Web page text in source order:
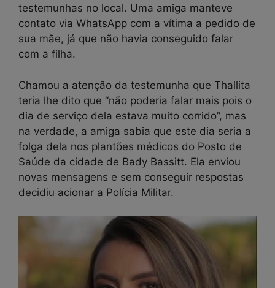
testemunhas no local. Uma amiga manteve
contato via WhatsApp com a vítima a pedido de
sua mãe, já que não havia conseguido falar
com a filha.
Chamou a atenção da testemunha que Thallita
teria lhe dito que “não poderia falar mais pois o
dia de serviço dela estava muito corrido”, mas
na verdade, a amiga sabia que este dia seria a
folga dela nos plantões médicos do Posto de
Saúde da cidade de Bady Bassitt. Ela enviou
novas mensagens e sem conseguir respostas
decidiu acionar a Polícia Militar.